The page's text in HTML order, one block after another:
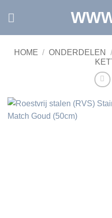
HOME / ONDERDELEN /